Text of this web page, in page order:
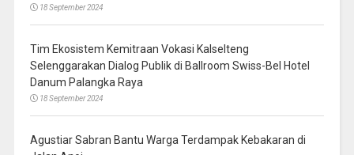
18 September 2024
Tim Ekosistem Kemitraan Vokasi Kalselteng
Selenggarakan Dialog Publik di Ballroom Swiss-Bel Hotel
Danum Palangka Raya
18 September 2024
Agustiar Sabran Bantu Warga Terdampak Kebakaran di